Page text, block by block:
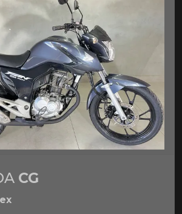
CG